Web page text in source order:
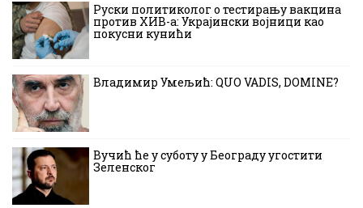
Руски политиколог о тестирању вакцина
против ХИВ-а: Украјински војници као
покусни кунићи
Владимир Умељић: QUO VADIS, DOMINE?
Вучић ће у суботу у Београду угостити
Зеленског